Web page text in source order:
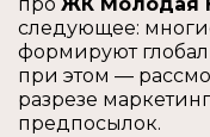
следующее:
формируют
при этом —
разрезе
предпосылок.